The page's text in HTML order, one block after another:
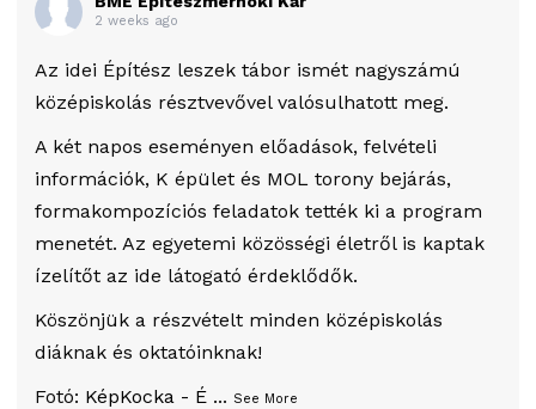
2 weeks ago
Az idei Építész leszek tábor ismét nagyszámú
középiskolás résztvevővel valósulhatott meg.
A két napos eseményen előadások, felvételi
információk, K épület és MOL torony bejárás,
formakompozíciós feladatok tették ki a program
menetét. Az egyetemi közösségi életről is kaptak
ízelítőt az ide látogató érdeklődők.
Köszönjük a részvételt minden középiskolás
diáknak és oktatóinknak!
Fotó: KépKocka - É ... See More